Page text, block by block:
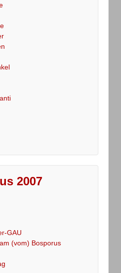
2007
GAU
(vom) Bosporus